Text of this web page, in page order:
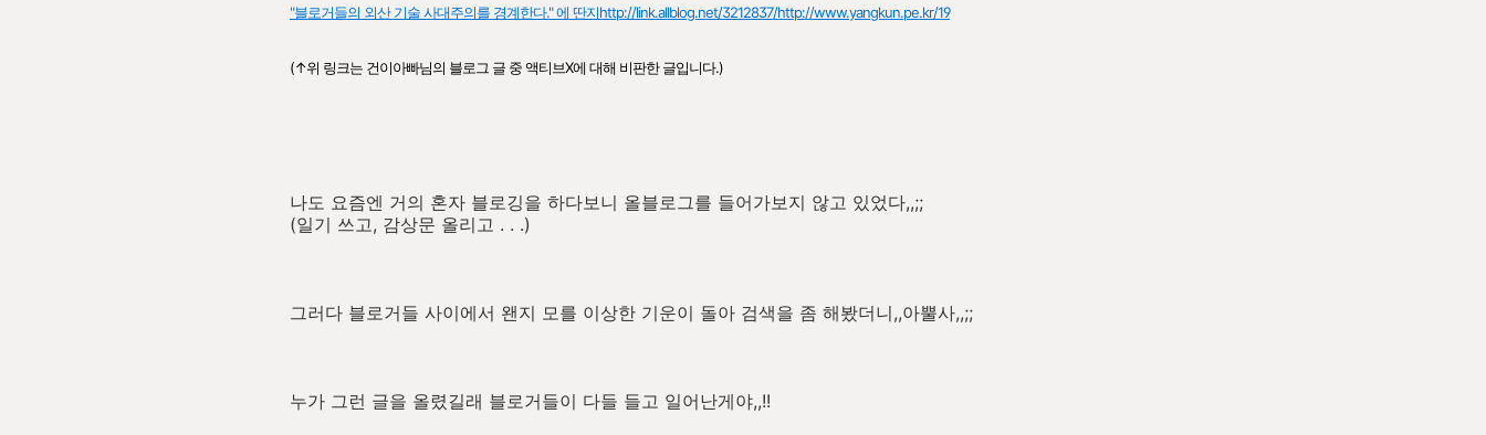
"블로거들의 외산 기술 사대주의를 경계한다." 에 딴지http://link.allblog.net/3212837/http://www.yangkun.pe.kr/19
(↑위 링크는 건이아빠님의 블로그 글 중 액티브X에 대해 비판한 글입니다.)
나도 요즘엔 거의 혼자 블로깅을 하다보니 올블로그를 들어가보지 않고 있었다,,;;
(일기 쓰고, 감상문 올리고 . . .)
그러다 블로거들 사이에서 왠지 모를 이상한 기운이 돌아 검색을 좀 해봤더니,,아뿔사,,;;
누가 그런 글을 올렸길래 블로거들이 다들 들고 일어난게야,,!!